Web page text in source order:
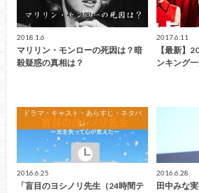
2018.1.6
マリリン・モンローの死因は？暗
殺疑惑の真相は？
2017.6.11
【最新】
ンキング
ドラマ・キャスト・あらすじ・ネタバ
レ
2016.6.25
「盲目のヨシノリ先生（24時間テ
2016.6.28
田中みな